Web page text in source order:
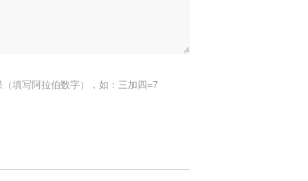
填写阿拉伯数字），如：三加四=7